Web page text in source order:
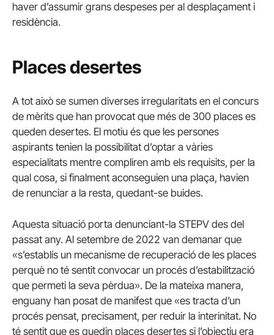
haver d’assumir grans despeses per al desplaçament i
residència.
Places desertes
A tot això se sumen diverses irregularitats en el concurs
de mèrits que han provocat que més de 300 places es
queden desertes. El motiu és que les persones
aspirants tenien la possibilitat d’optar a vàries
especialitats mentre compliren amb els requisits, per la
qual cosa, si finalment aconseguien una plaça, havien
de renunciar a la resta, quedant-se buides.
Aquesta situació porta denunciant-la STEPV des del
passat any. Al setembre de 2022 van demanar que
«s’establís un mecanisme de recuperació de les places
perquè no té sentit convocar un procés d’estabilització
que permeti la seva pèrdua». De la mateixa manera,
enguany han posat de manifest que «es tracta d’un
procés pensat, precisament, per reduir la interinitat. No
té sentit que es quedin places desertes si l’objectiu era